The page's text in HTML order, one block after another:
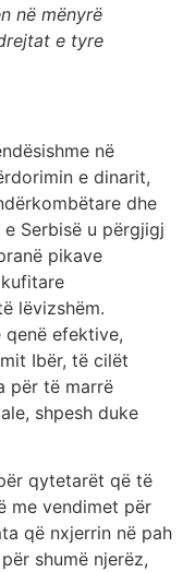
në mënyrë
e tyre
në
e dinarit,
dhe
Serbisë u përgjigj
pikave
lëvizshëm.
efektive,
Ibër, të cilët
për të marrë
shpesh duke
qytetarët që të
me vendimet për
që nxjerrin në pah
shumë njerëz,